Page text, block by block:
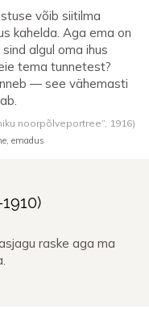
võib siitilma
kahelda. Aga ema on
algul oma ihus
tema tunnetest?
— see vähemasti
noorpõlveportree”, 1916)
emadus
1910)
raske aga ma